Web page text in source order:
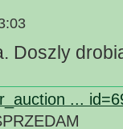
Doszly
...